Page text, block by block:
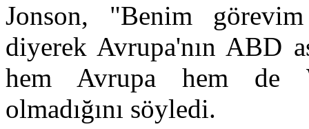
Jonson, "Benim
diyerek Avrupa'nın ABD
hem Avrupa hem de
olmadığını söyledi.